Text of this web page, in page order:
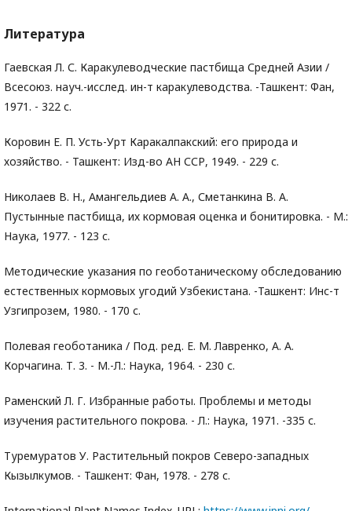
Литература
Гаевская Л. С. Каракулеводческие пастбища Средней Азии /
Всесоюз. науч.-исслед. ин-т каракулеводства. -Ташкент: Фан,
1971. - 322 с.
Коровин Е. П. Усть-Урт Каракалпакский: его природа и
хозяйство. - Ташкент: Изд-во АН ССР, 1949. - 229 с.
Николаев В. Н., Амангельдиев А. А., Сметанкина В. А.
Пустынные пастбища, их кормовая оценка и бонитировка. - М.:
Наука, 1977. - 123 с.
Методические указания по геоботаническому обследованию
естественных кормовых угодий Узбекистана. -Ташкент: Инс-т
Узгипрозем, 1980. - 170 с.
Полевая геоботаника / Под. ред. Е. М. Лавренко, А. А.
Корчагина. Т. 3. - М.-Л.: Наука, 1964. - 230 с.
Раменский Л. Г. Избранные работы. Проблемы и методы
изучения растительного покрова. - Л.: Наука, 1971. -335 с.
Туремуратов У. Растительный покров Северо-западных
Кызылкумов. - Ташкент: Фан, 1978. - 278 с.